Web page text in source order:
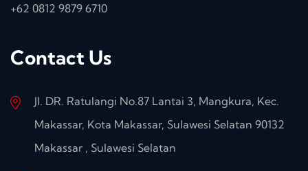
+62 0812 9879 6710
Contact Us
Jl. DR. Ratulangi No.87 Lantai 3, Mangkura, Kec.
Makassar, Kota Makassar, Sulawesi Selatan 90132
Makassar , Sulawesi Selatan